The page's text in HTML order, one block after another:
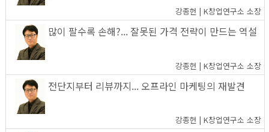
강종헌 | K창업연구소 소장
많이 팔수록 손해?... 잘못된 가격 전략이 만드는 역설
강종헌 | K창업연구소 소장
전단지부터 리뷰까지... 오프라인 마케팅의 재발견
강종헌 | K창업연구소 소장